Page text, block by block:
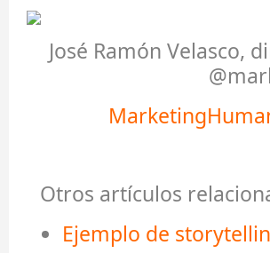
José Ramón Velasco,
Otros artículos
Ejemplo de